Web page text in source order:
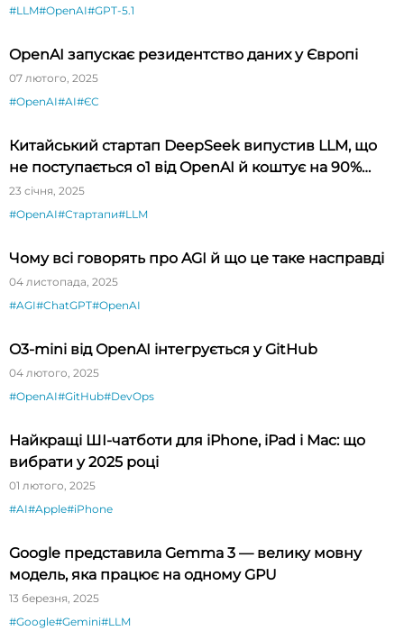
#LLM#OpenAI#GPT-5.1
OpenAI запускає резидентство даних у Європі
07 лютого, 2025
#OpenAI#AI#ЄС
Китайський стартап DeepSeek випустив LLM, що
не поступається o1 від OpenAI й коштує на 90%
дешевше
23 січня, 2025
#OpenAI#Стартапи#LLM
Чому всі говорять про AGI й що це таке насправді
04 листопада, 2025
#AGI#ChatGPT#OpenAI
O3-mini від OpenAI інтегрується у GitHub
04 лютого, 2025
#OpenAI#GitHub#DevOps
Найкращі ШІ-чатботи для iPhone, iPad і Mac: що
вибрати у 2025 році
01 лютого, 2025
#AI#Apple#iPhone
Google представила Gemma 3 — велику мовну
модель, яка працює на одному GPU
13 березня, 2025
#Google#Gemini#LLM